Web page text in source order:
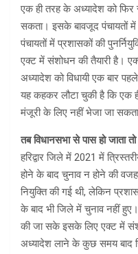
एक ही तरह के अध्यादेश को
सकता। इसके बावजूद पंचायतों
पंचायतों में प्रशासकों की
एक्ट में संशोधन की तैयारी है।
अध्यादेश को विधायी एक बार
यह कहकर लौटा चुकी है कि एक
मंजूरी के लिए नहीं भेजा जा
तब विधानसभा से पास हो जाता
हरिद्वार जिले में 2021 में
होने के बाद चुनाव न होने की
नियुक्ति की गई थी, लेकिन
के बाद भी जिले में चुनाव नहीं
की जा सके इसके लिए एक्ट में
अध्यादेश लाने के कुछ समय बाद